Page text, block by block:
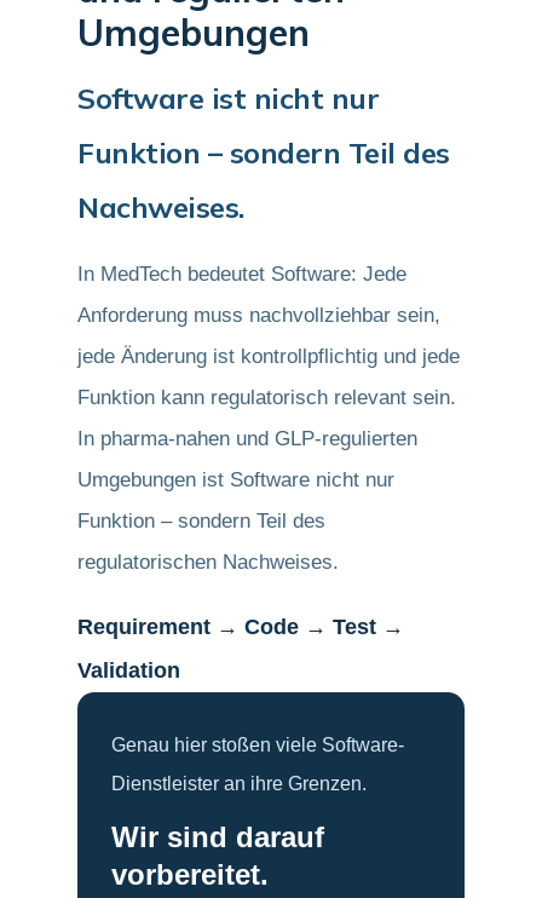
Umgebungen
Software ist nicht nur
Funktion – sondern Teil des
Nachweises.
In MedTech bedeutet Software: Jede
Anforderung muss nachvollziehbar sein,
jede Änderung ist kontrollpflichtig und jede
Funktion kann regulatorisch relevant sein.
In pharma-nahen und GLP-regulierten
Umgebungen ist Software nicht nur
Funktion – sondern Teil des
regulatorischen Nachweises.
Requirement → Code → Test →
Validation
Genau hier stoßen viele Software-
Dienstleister an ihre Grenzen.
Wir sind darauf
vorbereitet.